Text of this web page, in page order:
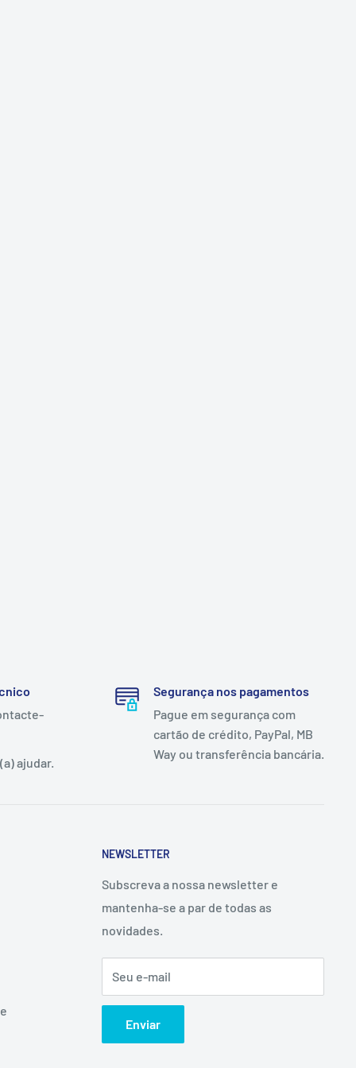
ajudar.
Segurança nos pagamentos
Pague em segurança com
cartão de crédito, PayPal, MB
Way ou transferência bancária.
NEWSLETTER
Subscreva a nossa newsletter e
mantenha-se a par de todas as
novidades.
Seu e-mail
Enviar